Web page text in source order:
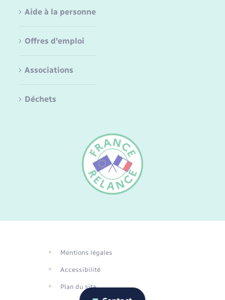
Traduction du
DE
Aide à la personne
Offres d'emploi
Associations
Déchets
Mentions légales
Accessibilité
Plan du site